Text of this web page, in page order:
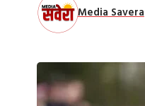
Media Savera